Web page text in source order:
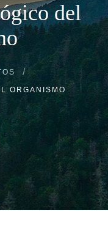
del
ORGANISMO